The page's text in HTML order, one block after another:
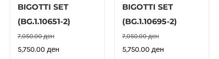
BIGOTTI SET
(BG.1.10651-2)
7,050.00ден
Original
5,750.00 денCurrent
BIGOTTI SET
(BG.1.10695-2)
7,050.00ден
Original
5,750.00 денCurrent